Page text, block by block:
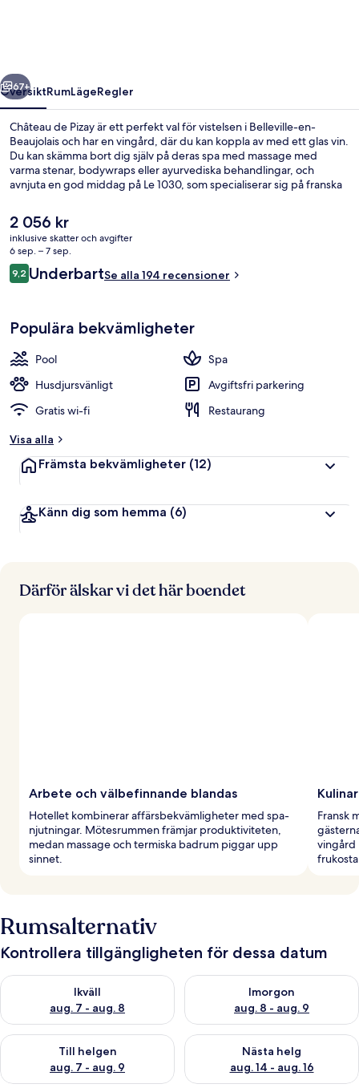
Nästa
67+
ÖversiktRumLägeRegler
Château de Pizay är ett perfekt val för vistelsen i Belleville-en-
Beaujolais och har en vingård, där du kan koppla av med ett glas vin.
Du kan skämma bort dig själv på deras spa med massage med
varma stenar, bodywraps eller ayurvediska behandlingar, och
avnjuta en god middag på Le 1030, som specialiserar sig på franska
säsongsöppen utomhuspool och en terrass.
Det
nuvarande
priset
är
2 056 kr
2 056 kr
inklusive skatter och avgifter
6 sep. – 7 sep.
Recensioner
9,29,2 av 10,
UnderbartSe alla 194 recensioner
Populära bekvämligheter
Pool
Spa
Husdjursvänligt
Avgiftsfri parkering
Gratis wi-fi
Restaurang
Visa alla
Främsta bekvämligheter (12)
Känn dig som hemma (6)
Därför älskar vi det här boendet
Arbete och välbefinnande blandas
Hotellet kombinerar affärsbekvämligheter med spa-
njutningar. Mötesrummen främjar produktiviteten,
medan massage och termiska badrum piggar upp
sinnet.
Fransk
vingård
Rumsalternativ
Kontrollera tillgängligheten för dessa datum
Ikväll
aug. 7 - aug. 8
Kontrollera tillgängligheten för ikväll aug. 7 - aug. 8
Imorgon
aug. 8 - aug. 9
Kontrollera tillgängligheten
Till helgen
aug. 7 - aug. 9
Kontrollera tillgängligheten för den här helgen aug. 7 - aug. 9
Nästa helg
aug. 14 - aug. 16
Kontrollera tillgängligheten